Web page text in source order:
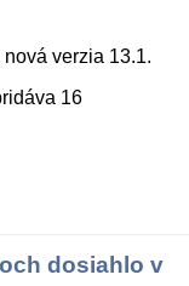
verzia 13.1.
16
dosiahlo v